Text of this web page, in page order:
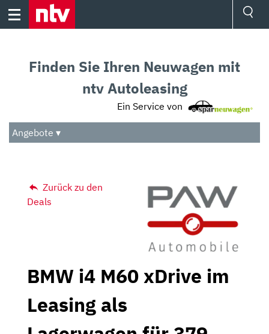
Skip
Audio
Das Beste
Finden Sie Ihren Neuwagen mit
ntv Autoleasing
Ein Service von
Angebote ▾
Zurück zu den
Deals
BMW i4 M60 xDrive im
Leasing als